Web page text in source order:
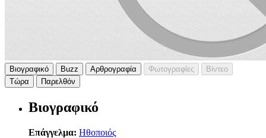
Βιογραφικό Buzz Αρθρογραφία Φωτογραφίες
Βίντεο
Τώρα
Παρελθόν
Βιογραφικό
Επάγγελμα: Ηθοποιός